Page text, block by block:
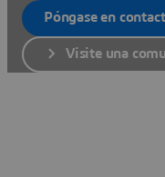
Póngase en
Visite una